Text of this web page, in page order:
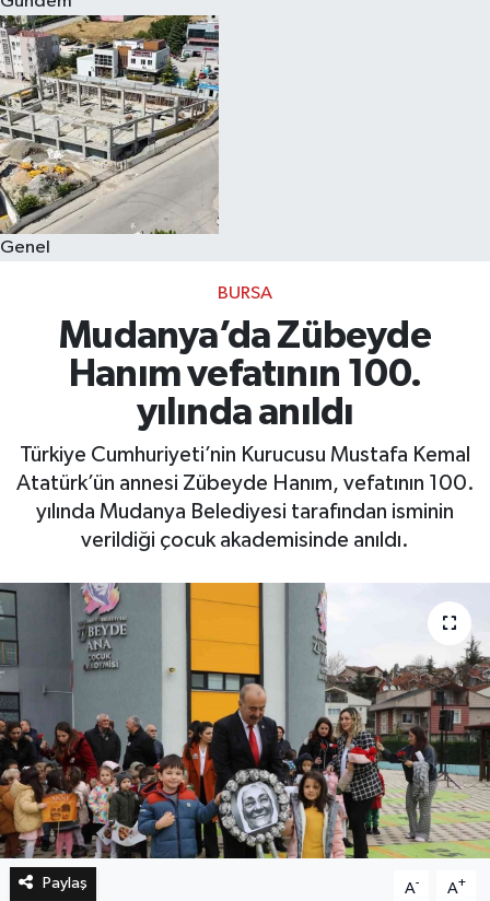
Genel
BURSA
Mudanya’da Zübeyde
Hanım vefatının 100.
yılında anıldı
Türkiye Cumhuriyeti’nin Kurucusu Mustafa Kemal
Atatürk’ün annesi Zübeyde Hanım, vefatının 100.
yılında Mudanya Belediyesi tarafından isminin
verildiği çocuk akademisinde anıldı.
Paylaş A- A+
Eğitim
Sağlık
Dünya
Magazin
Kültür & Sanat
Teknoloji
Genel
Bilim, Teknoloji